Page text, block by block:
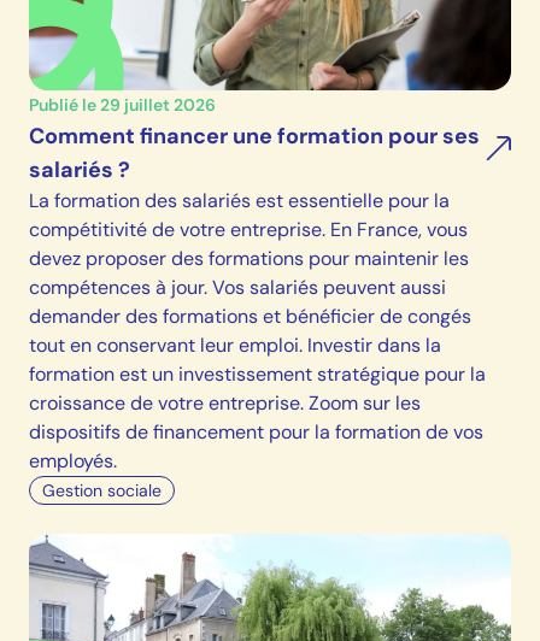
Publié le 29 juillet 2026
Comment financer une formation pour ses
salariés ?
La formation des salariés est essentielle pour la
compétitivité de votre entreprise. En France, vous
devez proposer des formations pour maintenir les
compétences à jour. Vos salariés peuvent aussi
demander des formations et bénéficier de congés
tout en conservant leur emploi. Investir dans la
formation est un investissement stratégique pour la
croissance de votre entreprise. Zoom sur les
dispositifs de financement pour la formation de vos
employés.
Gestion sociale